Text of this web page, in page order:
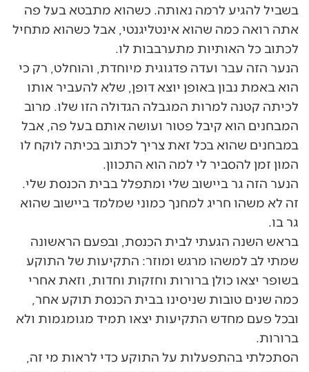
בשביל להגיע לרמה נאותה. כשהוא מתבטא בעל פה
אתה רואה כמה שהוא אינטליגנטי, אבל כשהוא מתחיל
לכתוב כל האותיות מתערבבות לו.
הנער הזה עבר ועדה פדגוגית מיוחדת, והוחלט, רק כי
הוא באמת נבון באופן יוצא דופן, שלא להעביר אותו
לכיתה קטנה למרות המגבלה הגדולה הזו שלו. מרוב
המבחנים הוא קיבל פטור ועושה אותם בעל פה, אבל
במבחנים שהוא בכל זאת צריך לכתוב בכיתה לוקח לו
המון זמן להסביר לי למה הוא התכוון.
הנער הזה גר ביישוב שלי ומתפלל בבית הכנסת שלי.
זה לא משהו חריג למחנך כמוני שמלמד ביישוב שהוא
גר בו.
בראש השנה הגעתי לבית הכנסת, ובפעם הראשונה
שמתי לב למשהו מרגש ומוזר: התקיעות של התוקע
בשופר יצאו כולן ברורות וחזקות וחדות, וזאת אחרי
כמה שנים טובות שניסינו בבית הכנסת תוקע אחר,
ובכל פעם מחדש התקיעות יצאו תמיד מגומגמות ולא
ברורות.
הסתכלתי בהתפעלות על התוקע כדי לראות מי זה,